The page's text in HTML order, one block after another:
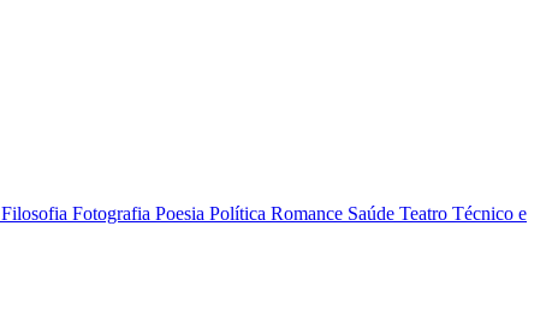
Filosofia Fotografia Poesia Política Romance Saúde Teatro Técnico e